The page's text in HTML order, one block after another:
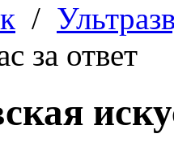
/
за ответ